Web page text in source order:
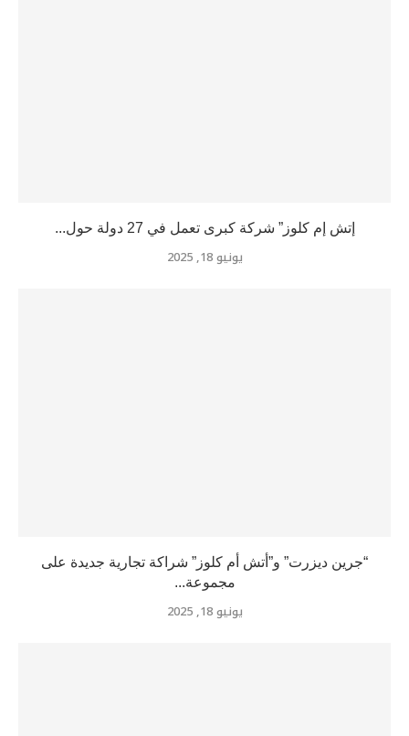
إتش إم كلوز” شركة كبرى تعمل في 27 دولة حول...
يونيو 18, 2025
“جرين ديزرت” و”أتش أم كلوز” شراكة تجارية جديدة على
مجموعة...
يونيو 18, 2025